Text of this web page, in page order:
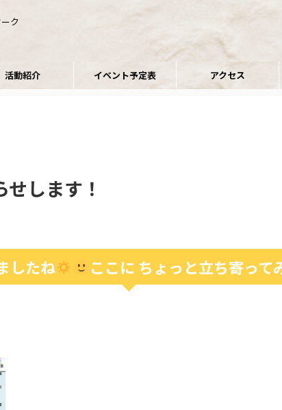
ク
活動紹介 イベント予定表 アクセス
します！
したね ここに ちょっと立ち寄って